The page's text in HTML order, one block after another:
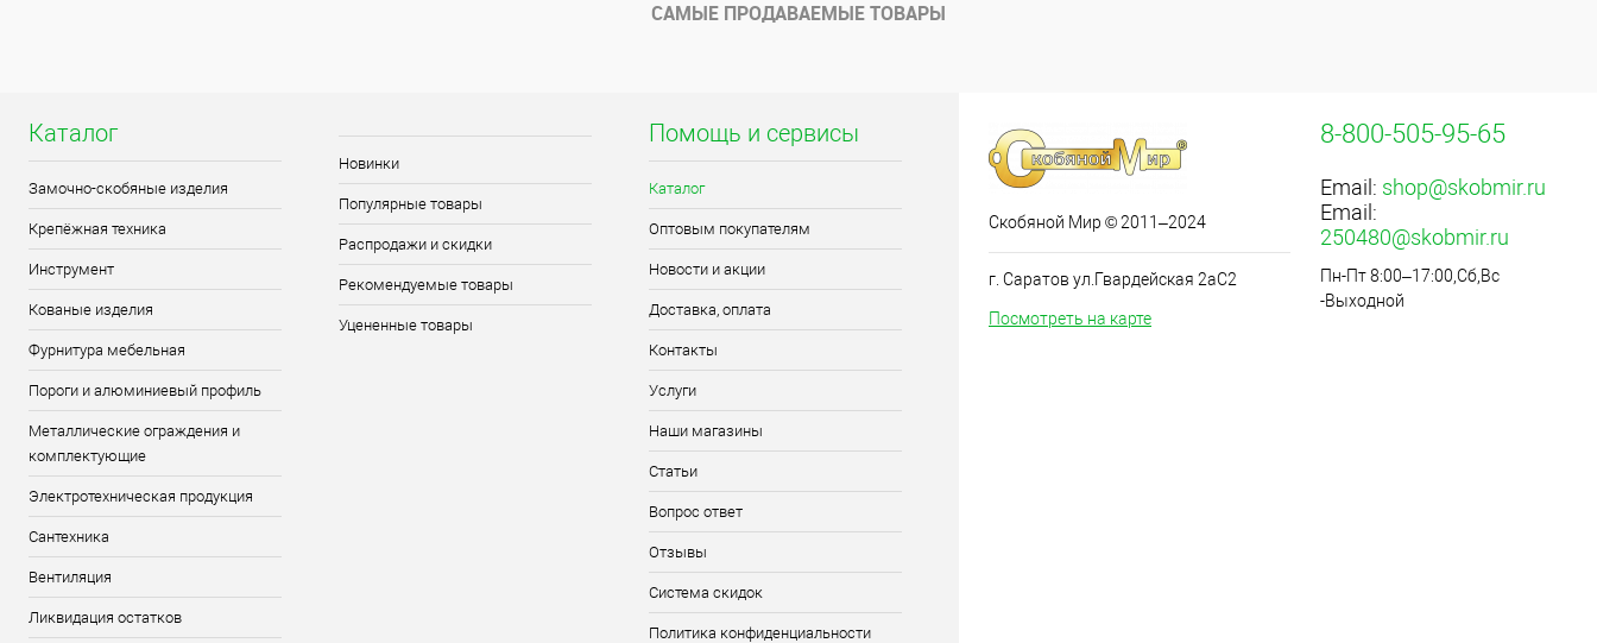
САМЫЕ ПРОДАВАЕМЫЕ ТОВАРЫ
Каталог
Замочно-скобяные изделия
Крепёжная техника
Инструмент
Кованые изделия
Фурнитура мебельная
Пороги и алюминиевый профиль
Металлические ограждения и
комплектующие
Электротехническая продукция
Сантехника
Вентиляция
Ликвидация остатков
Новинки
Популярные товары
Распродажи и скидки
Рекомендуемые товары
Уцененные товары
Помощь и сервисы
Каталог
Оптовым покупателям
Новости и акции
Доставка, оплата
Контакты
Услуги
Наши магазины
Статьи
Вопрос ответ
Отзывы
Система скидок
Политика конфиденциальности
Скобяной Мир © 2011–2024
г. Саратов ул.Гвардейская 2аС2
Посмотреть на карте
8-800-505-95-65
Email: shop@skobmir.ru
Email:
250480@skobmir.ru
Пн-Пт 8:00–17:00,Сб,Вс
-Выходной